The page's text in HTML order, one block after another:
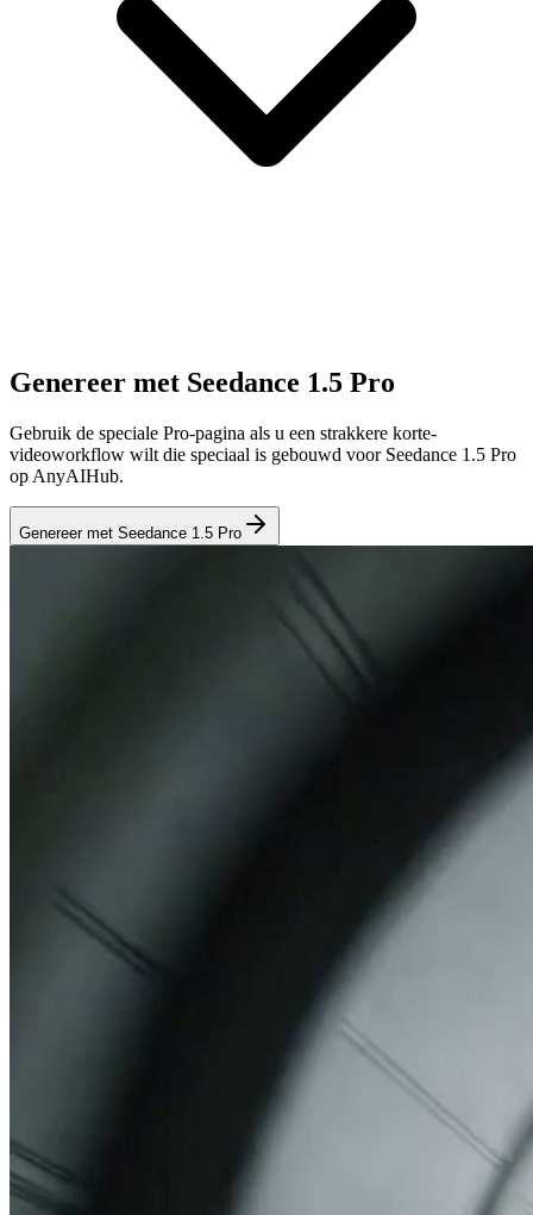
Genereer met Seedance 1.5 Pro
Gebruik de speciale Pro-pagina als u een strakkere korte-
videoworkflow wilt die speciaal is gebouwd voor Seedance 1.5 Pro
op AnyAIHub.
Genereer met Seedance 1.5 Pro